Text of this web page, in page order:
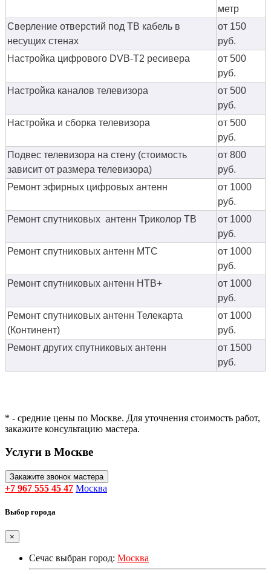
метр
Сверление отверстий под ТВ кабель в
несущих стенах
от 150
руб.
Настройка цифрового DVB-T2 ресивера
от 500
руб.
Настройка каналов телевизора
от 500
руб.
Настройка и сборка телевизора
от 500
руб.
Подвес телевизора на стену (стоимость
зависит от размера телевизора)
от 800
руб.
Ремонт эфирных цифровых антенн
от 1000
руб.
Ремонт спутниковых антенн Триколор ТВ
от 1000
руб.
Ремонт спутниковых антенн МТС
от 1000
руб.
Ремонт спутниковых антенн НТВ+
от 1000
руб.
Ремонт спутниковых антенн Телекарта
(Континент)
от 1000
руб.
Ремонт других спутниковых антенн
от 1500
руб.
* - средние цены по Москве. Для уточнения стоимость работ,
закажите консультацию мастера.
Услуги в Москве
Закажите звонок мастера
+7 967 555 45 47 Москва
Выбор города
×
Сечас выбран город: Москва